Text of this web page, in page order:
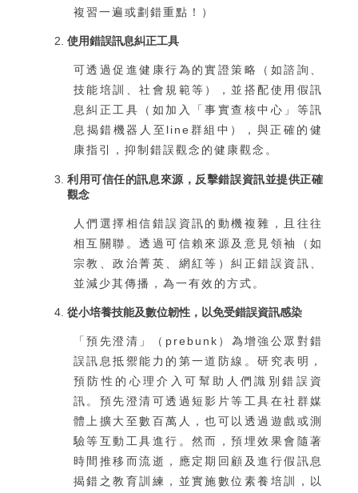
複習一遍或劃錯重點！）
使用錯誤訊息糾正工具
可透過促進健康行為的實證策略（如諮詢、
技能培訓、社會規範等），並搭配使用假訊
息糾正工具（如加入「事實查核中心」等訊
息揭錯機器人至line群組中），與正確的健
康指引，抑制錯誤觀念的健康觀念。
利用可信任的訊息來源，反擊錯誤資訊並提供正確
觀念
人們選擇相信錯誤資訊的動機複雜，且往往
相互關聯。透過可信賴來源及意見領袖（如
宗教、政治菁英、網紅等）糾正錯誤資訊、
並減少其傳播，為一有效的方式。
從小培養技能及數位韌性，以免受錯誤資訊感染
「預先澄清」（prebunk）為增強公眾對錯
誤訊息抵禦能力的第一道防線。研究表明，
預防性的心理介入可幫助人們識別錯誤資
訊。預先澄清可透過短影片等工具在社群媒
體上擴大至數百萬人，也可以透過遊戲或測
驗等互動工具進行。然而，預埋效果會隨著
時間推移而流逝，應定期回顧及進行假訊息
揭錯之教育訓練，並實施數位素養培訓，以